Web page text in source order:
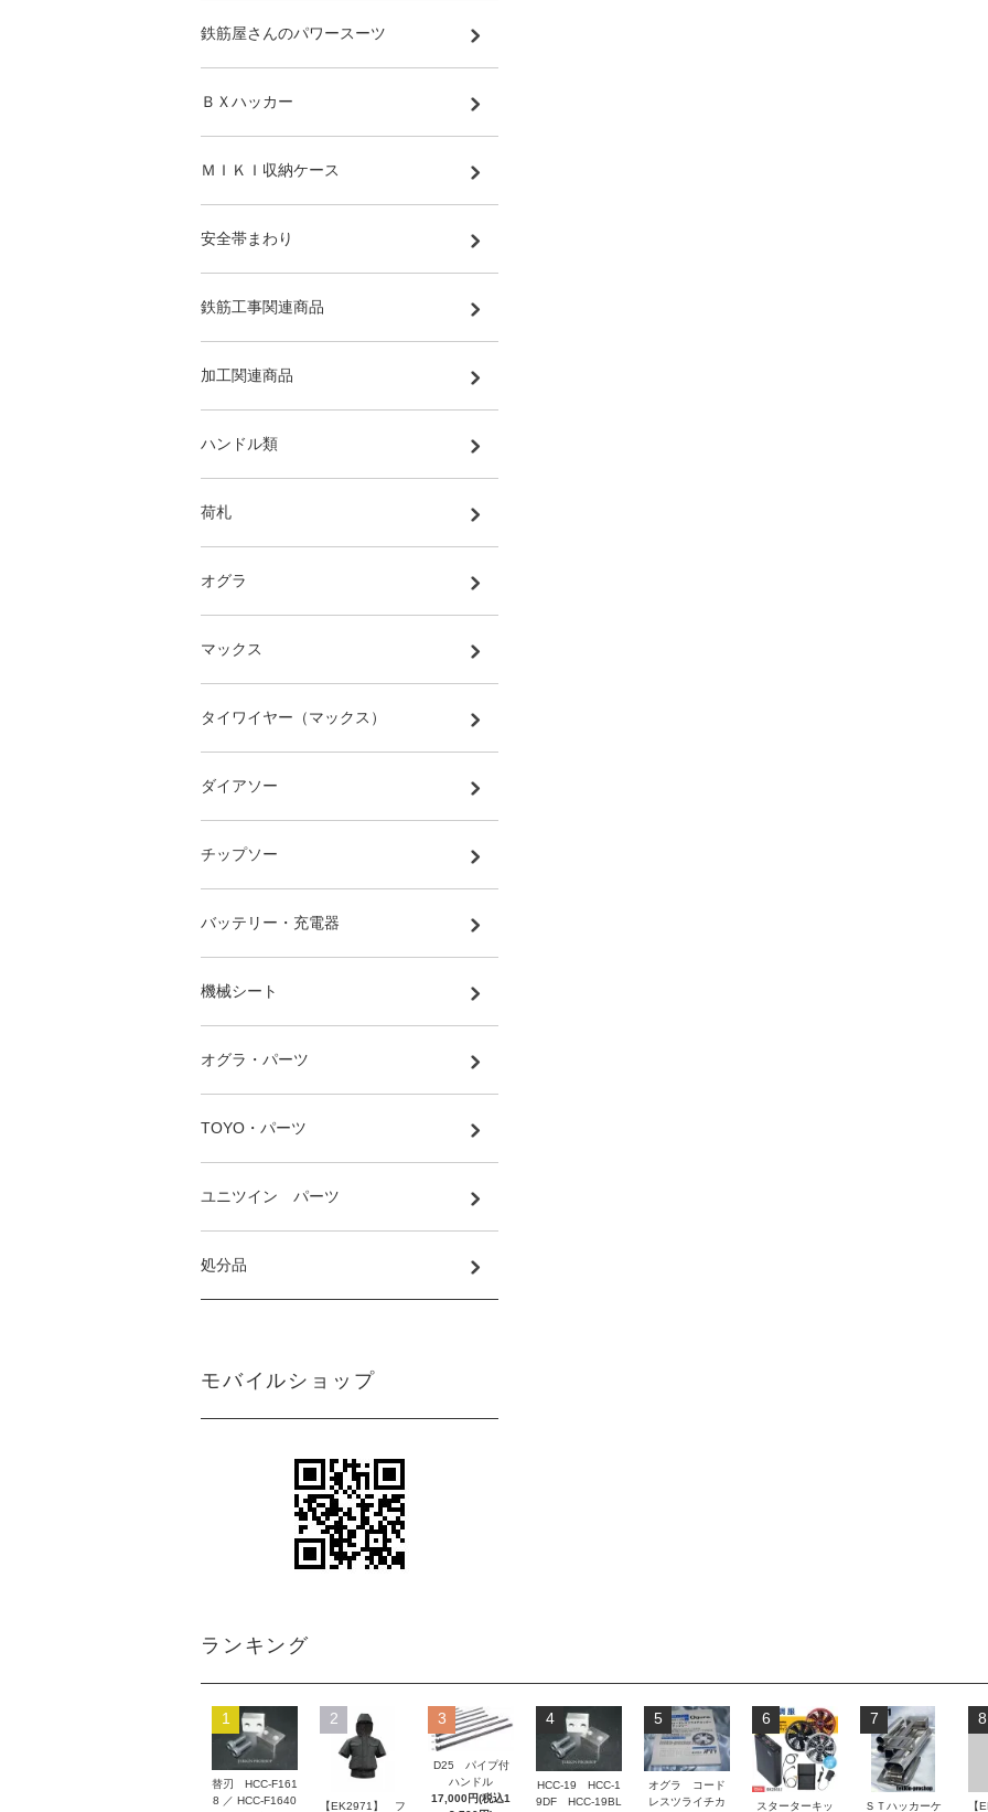
鉄筋屋さんのパワースーツ
ＢＸハッカー
ＭＩＫＩ収納ケース
安全帯まわり
鉄筋工事関連商品
加工関連商品
ハンドル類
荷札
オグラ
マックス
タイワイヤー（マックス）
ダイアソー
チップソー
バッテリー・充電器
機械シート
オグラ・パーツ
TOYO・パーツ
ユニツイン パーツ
処分品
モバイルショップ
ランキング
1
替刃 HCC-F161
8 ／ HCC-F1640
2
【EK2971】 フ
3
D25 パイプ付
ハンドル
17,000円(税込1
4
HCC-19 HCC-1
9DF HCC-19BL
5
オグラ コード
レスツライチカ
6
スターターキッ
7
ＳＴハッカーケ
8
【